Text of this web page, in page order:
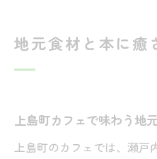
地元食材と本に癒
上島町カフェで味わう地
上島町のカフェでは、瀬戸